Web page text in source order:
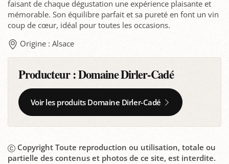
faisant de chaque dégustation une expérience plaisante et
mémorable. Son équilibre parfait et sa pureté en font un vin
coup de cœur, idéal pour toutes les occasions.
Origine : Alsace
Producteur :Domaine Dirler-Cadé
Voir les produits Domaine Dirler-Cadé
Copyright Toute reproduction ou utilisation, totale ou
partielle des contenus et photos de ce site, est interdite.